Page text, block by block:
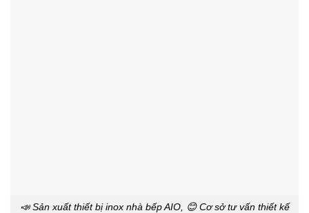
📣 Sản xuất thiết bị inox nhà bếp AIO, 😊 Cơ sở tư vấn thiết kế